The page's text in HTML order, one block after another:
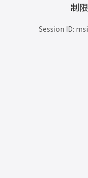
制
Session ID: